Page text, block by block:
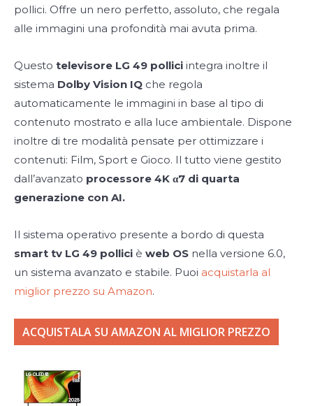
pollici. Offre un nero perfetto, assoluto, che regala
alle immagini una profondità mai avuta prima.
Questo televisore LG 49 pollici integra inoltre il
sistema Dolby Vision IQ che regola
automaticamente le immagini in base al tipo di
contenuto mostrato e alla luce ambientale. Dispone
inoltre di tre modalità pensate per ottimizzare i
contenuti: Film, Sport e Gioco. Il tutto viene gestito
dall’avanzato processore 4K α7 di quarta
generazione con AI.
Il sistema operativo presente a bordo di questa
smart tv LG 49 pollici è web OS nella versione 6.0,
un sistema avanzato e stabile. Puoi acquistarla al
miglior prezzo su Amazon.
ACQUISTALA SU AMAZON AL MIGLIOR PREZZO